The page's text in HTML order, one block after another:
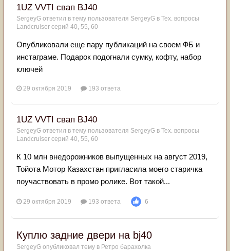
1UZ VVTI свап BJ40
SergeyG ответил в тему пользователя SergeyG в Тех. вопросы
Landcruiser серий 40, 55, 60
Опубликовали еще пару публикаций на своем ФБ и
инстаграме. Подарок подогнали сумку, кофту, набор
ключей
29 октября 2019 193 ответа
1UZ VVTI свап BJ40
SergeyG ответил в тему пользователя SergeyG в Тех. вопросы
Landcruiser серий 40, 55, 60
К 10 млн внедорожников выпущенных на август 2019,
Тойота Мотор Казахстан пригласила моего старичка
поучаствовать в промо ролике. Вот такой...
29 октября 2019 193 ответа 6
Куплю задние двери на bj40
SergeyG опубликовал тему в Ретро барахолка